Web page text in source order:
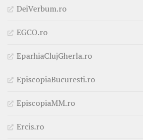
DeiVerbum.ro
EGCO.ro
EparhiaClujGherla.ro
EpiscopiaBucuresti.ro
EpiscopiaMM.ro
Ercis.ro